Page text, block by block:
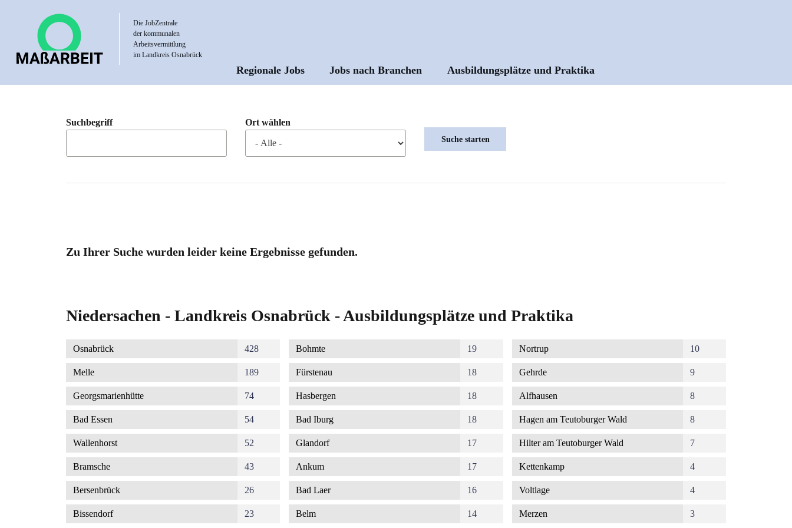
Die JobZentrale
der kommunalen
Arbeitsvermittlung
im Landkreis Osnabrück
Hauptnavigation
Regionale Jobs Jobs nach Branchen Ausbildungsplätze und Praktika
Suchbegriff Ort wählen
Zu Ihrer Suche wurden leider keine Ergebnisse gefunden.
Niedersachen - Landkreis Osnabrück - Ausbildungsplätze und Praktika
Osnabrück 428
Melle 189
Georgsmarienhütte 74
Bad Essen 54
Wallenhorst 52
Bramsche 43
Bersenbrück 26
Bissendorf 23
Bohmte 19
Fürstenau 18
Hasbergen 18
Bad Iburg 18
Glandorf 17
Ankum 17
Bad Laer 16
Belm 14
Nortrup 10
Gehrde 9
Alfhausen 8
Hagen am Teutoburger Wald 8
Hilter am Teutoburger Wald 7
Kettenkamp 4
Voltlage 4
Merzen 3